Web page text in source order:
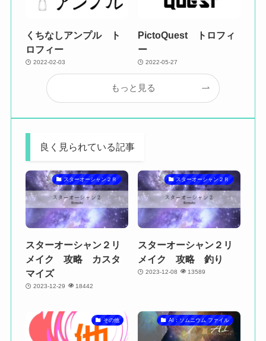
くちなしアンプル ト
ロフィー
2022-02-03
PictoQuest トロフィ
ー
2022-05-27
もっと見る
良く見られている記事
スターオーシャン２Ｒ
スターオーシャン２リ
メイク 攻略 カスタ
マイズ
2023-12-29 18442
スターオーシャン２Ｒ
スターオーシャン２リ
メイク 攻略 釣り
2023-12-08 13589
その他 AI：ソムニウム ファイル